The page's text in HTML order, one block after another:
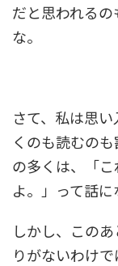
だと思われる
な。
さて、私は思
くのも読むの
の多くは、「
よ。」って話に
しかし、この
りがないわけ